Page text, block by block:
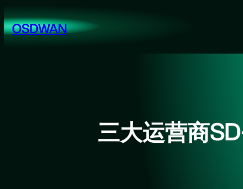
至
内OSDWAN
三大运营商